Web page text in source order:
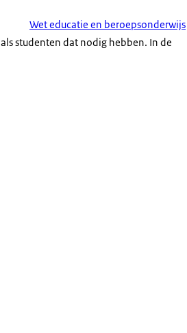
Wet educatie en beroepsonderwijs
studenten dat nodig hebben. In de